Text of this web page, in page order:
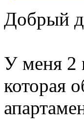
Добрый
У меня 2
которая